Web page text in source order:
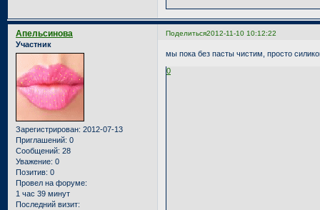
Поделиться2012-11-10 10:12:22
Апельсинова
Участник
Зарегистрирован: 2012-07-13
Приглашений: 0
Сообщений: 28
Уважение: 0
Позитив: 0
Провел на форуме:
1 час 39 минут
Последний визит:
мы пока без пасты чистим, просто
0